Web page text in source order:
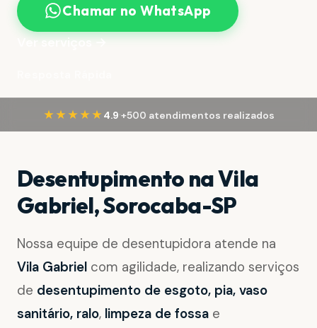
Chamar no WhatsApp
Ver serviços →
★★★★★ 4.9·+500 atendimentos realizados
Desentupimento na Vila
Gabriel, Sorocaba-SP
Nossa equipe de desentupidora atende na
Vila Gabriel com agilidade, realizando serviços
de desentupimento de esgoto, pia, vaso
sanitário, ralo, limpeza de fossa e